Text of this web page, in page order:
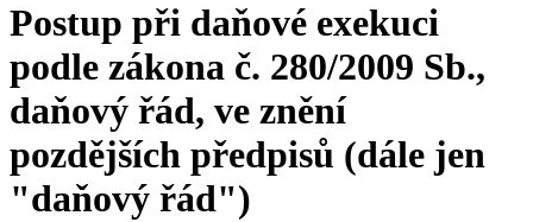
Postup při daňové exekuci
podle zákona č. 280/2009 Sb.,
daňový řád, ve znění
pozdějších předpisů (dále jen
"daňový řád")